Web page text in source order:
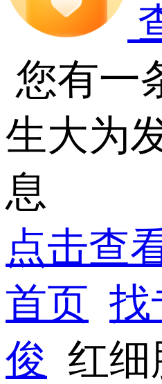
您有一
生大为
息
点击查
首页 找
俊 红细